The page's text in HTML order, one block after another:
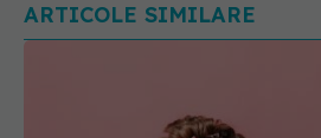
ARTICOLE SIMILARE